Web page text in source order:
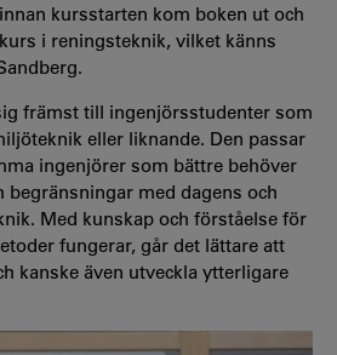
kursstarten kom boken ut och
i reningsteknik, vilket känns
främst till ingenjörsstudenter som
eller liknande. Den passar
ingenjörer som bättre behöver
med dagens och
Med kunskap och förståelse för
fungerar, går det lättare att
kanske även utveckla ytterligare